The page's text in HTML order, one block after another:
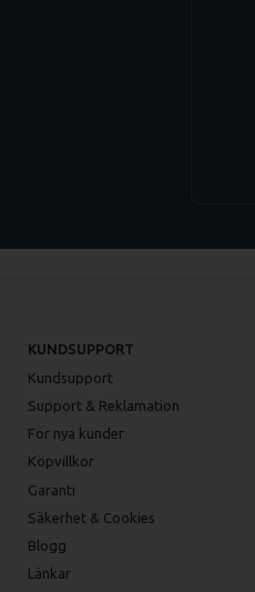
KUNDSUPPORT
Kundsupport
Support & Reklamation
För nya kunder
Köpvillkor
Garanti
Säkerhet & Cookies
Blogg
Länkar